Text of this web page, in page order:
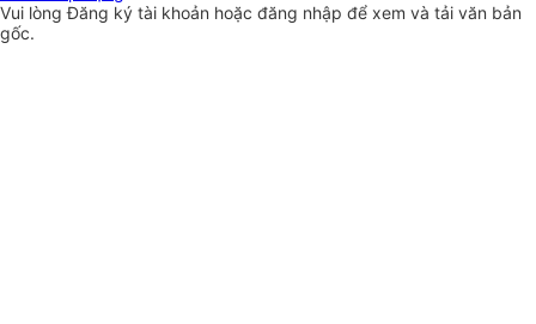
Vui lòngĐăng ký tài khoản hoặc đăng nhập để xem và tải văn bản
gốc.